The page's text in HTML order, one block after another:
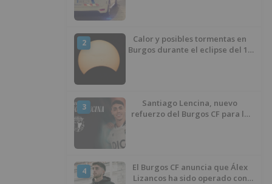
2
Calor y posibles tormentas en
Burgos durante el eclipse del 12
3
Santiago Lencina, nuevo
refuerzo del Burgos CF para la
4
El Burgos CF anuncia que Álex
Lizancos ha sido operado con